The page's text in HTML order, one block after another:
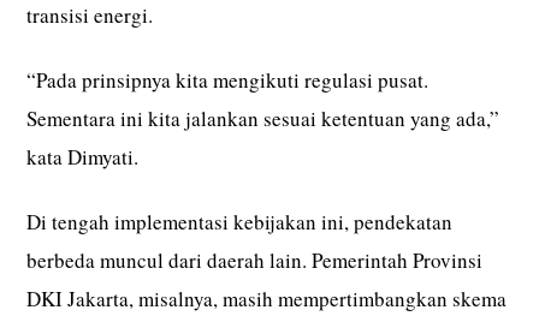
transisi energi.
“Pada prinsipnya kita mengikuti regulasi pusat.
Sementara ini kita jalankan sesuai ketentuan yang ada,”
kata Dimyati.
Di tengah implementasi kebijakan ini, pendekatan
berbeda muncul dari daerah lain. Pemerintah Provinsi
DKI Jakarta, misalnya, masih mempertimbangkan skema